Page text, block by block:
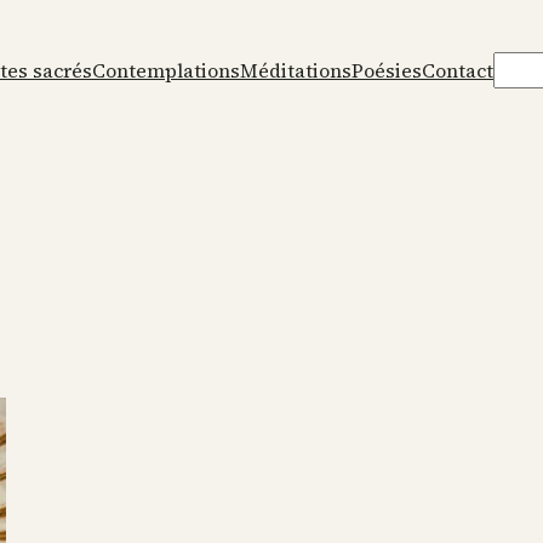
sacrésContemplationsMéditationsPoésiesContact